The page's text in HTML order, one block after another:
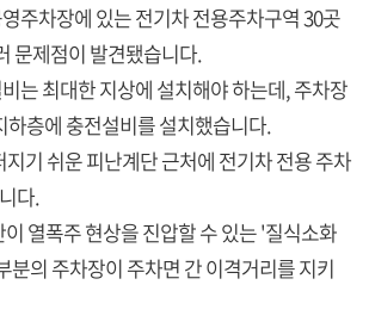
주차장에 있는 전기차 전용주차구역 30곳
문제점이 발견됐습니다.
는 최대한 지상에 설치해야 하는데, 주차장
하층에 충전설비를 설치했습니다.
지기 쉬운 피난계단 근처에 전기차 전용 주차
다.
열폭주 현상을 진압할 수 있는 '질식소화
분의 주차장이 주차면 간 이격거리를 지키